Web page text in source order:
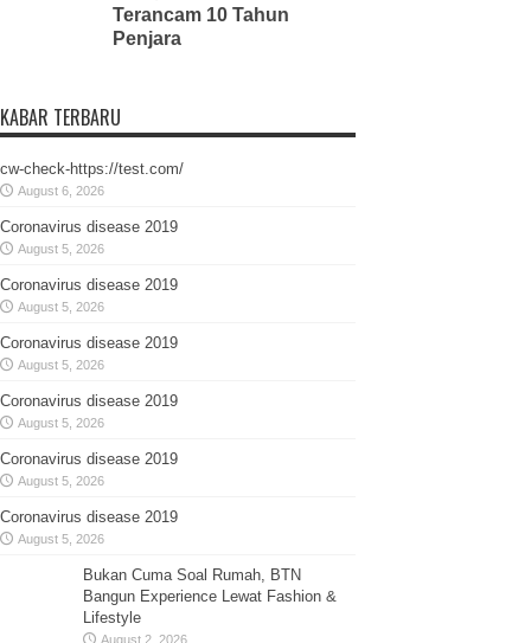
Terancam 10 Tahun
Penjara
KABAR TERBARU
cw-check-https://test.com/
August 6, 2026
Coronavirus disease 2019
August 5, 2026
Coronavirus disease 2019
August 5, 2026
Coronavirus disease 2019
August 5, 2026
Coronavirus disease 2019
August 5, 2026
Coronavirus disease 2019
August 5, 2026
Coronavirus disease 2019
August 5, 2026
Bukan Cuma Soal Rumah, BTN
Bangun Experience Lewat Fashion &
Lifestyle
August 2, 2026